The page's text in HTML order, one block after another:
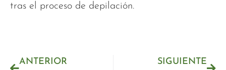
tras el proceso de depilación.
ANTERIOR SIGUIENTE